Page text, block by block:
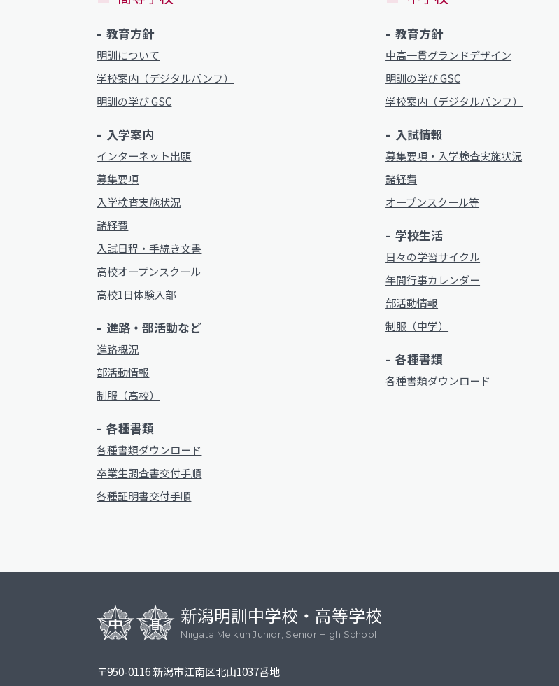
教育方針
明訓について
学校案内（デジタルパンフ）
明訓の学び GSC
入学案内
インターネット出願
募集要項
入学検査実施状況
諸経費
入試日程・手続き文書
高校オープンスクール
高校1日体験入部
進路・部活動など
進路概況
部活動情報
制服（高校）
各種書類
各種書類ダウンロード
卒業生調査書交付手順
各種証明書交付手順
教育方針
中高一貫グランドデザイン
明訓の学び GSC
学校案内（デジタルパンフ）
入試情報
募集要項・入学検査実施状況
諸経費
オープンスクール等
学校生活
日々の学習サイクル
年間行事カレンダー
部活動情報
制服（中学）
各種書類
各種書類ダウンロード
新潟明訓中学校・高等学校
Niigata Meikun Junior, Senior High School
〒950-0116 新潟市江南区北山1037番地